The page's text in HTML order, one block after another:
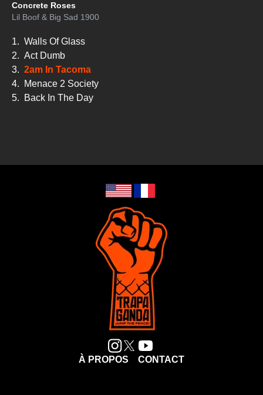
Concrete Roses
Lil Boof & Big Sad 1900
1. Walls Of Glass
2. Act Dumb
3. 2am In Tacoma
4.
Menace 2 Society
5.
Back In The Day
À PROPOS CONTACT